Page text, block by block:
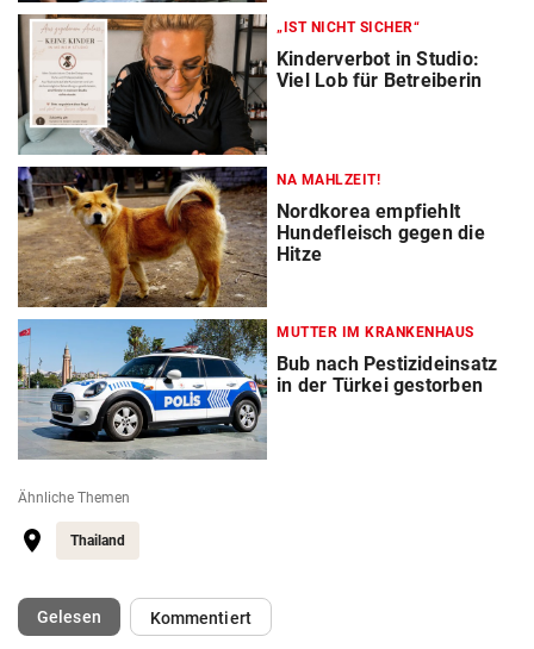
„IST NICHT SICHER“
Kinderverbot in Studio:
Viel Lob für Betreiberin
NA MAHLZEIT!
Nordkorea empfiehlt
Hundefleisch gegen die
Hitze
MUTTER IM KRANKENHAUS
Bub nach Pestizideinsatz
in der Türkei gestorben
Ähnliche Themen
Thailand
Gelesen(ausgewählt)Kommentiert